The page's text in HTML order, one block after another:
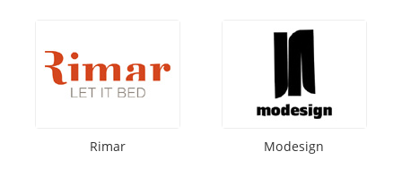
Rimar Modesign